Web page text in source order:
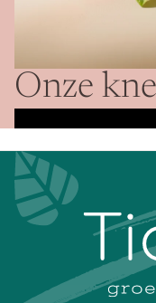
Onze
Contactgegevens
Verzendbeleid